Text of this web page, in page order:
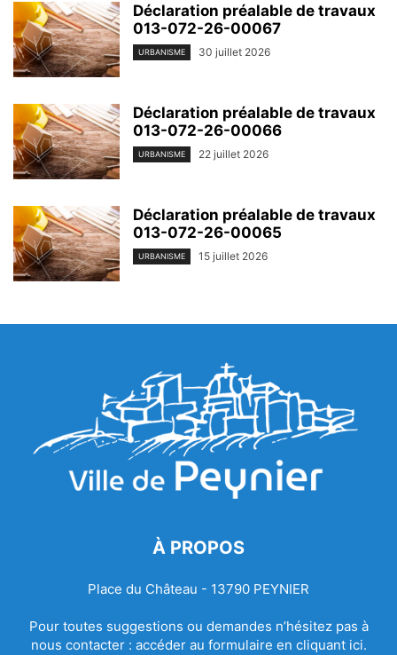
Déclaration préalable de travaux
013-072-26-00067
URBANISME 30 juillet 2026
Déclaration préalable de travaux
013-072-26-00066
URBANISME 22 juillet 2026
Déclaration préalable de travaux
013-072-26-00065
URBANISME 15 juillet 2026
À PROPOS
Place du Château - 13790 PEYNIER
Pour toutes suggestions ou demandes n’hésitez pas à
nous contacter : accéder au formulaire en cliquant ici.